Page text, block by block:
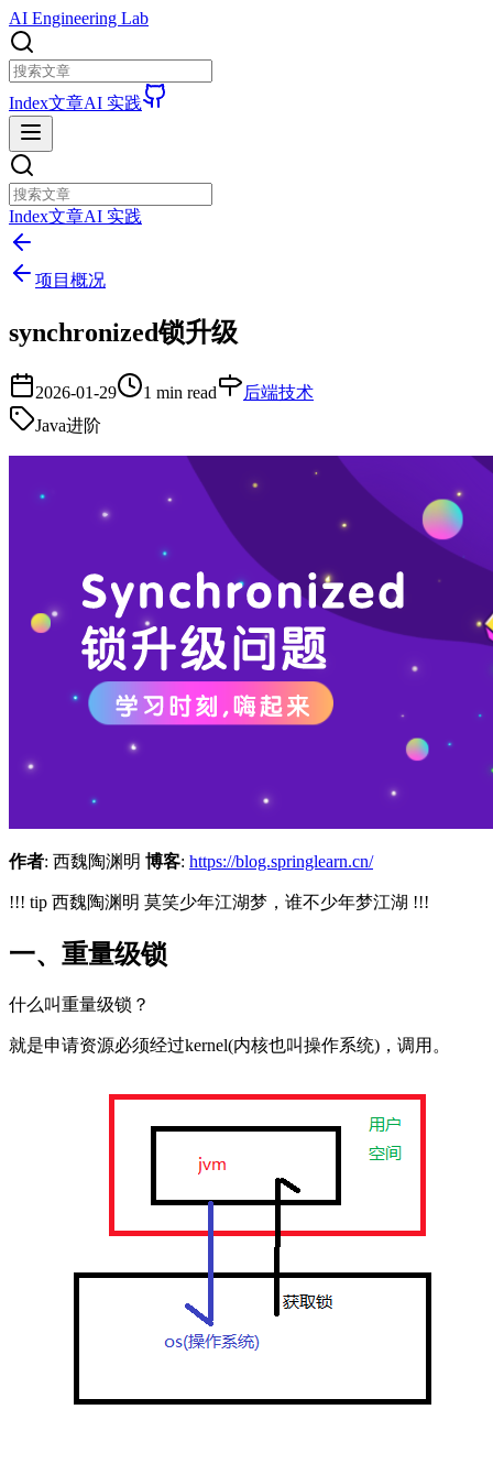
AI Engineering Lab
Index文章AI 实践
Index文章AI 实践
项目概况
synchronized锁升级
2026-01-29 1 min read
后端技术
Java进阶
作者: 西魏陶渊明 博客: https://blog.springlearn.cn/
!!! tip 西魏陶渊明 莫笑少年江湖梦，谁不少年梦江湖 !!!
一、重量级锁
什么叫重量级锁？
就是申请资源必须经过kernel(内核也叫操作系统)，调用。